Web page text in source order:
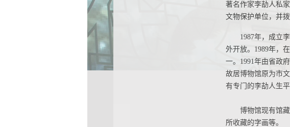
著名作家李劼人私
文物保护单位，并拨
1987年，成立
外开放。1989年，
一。1991年由省政
故居博物馆原为市
有专门的李劼人生
博物馆现有馆
所收藏的字画等。